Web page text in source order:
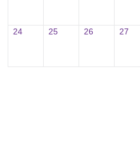
24 25 26 27